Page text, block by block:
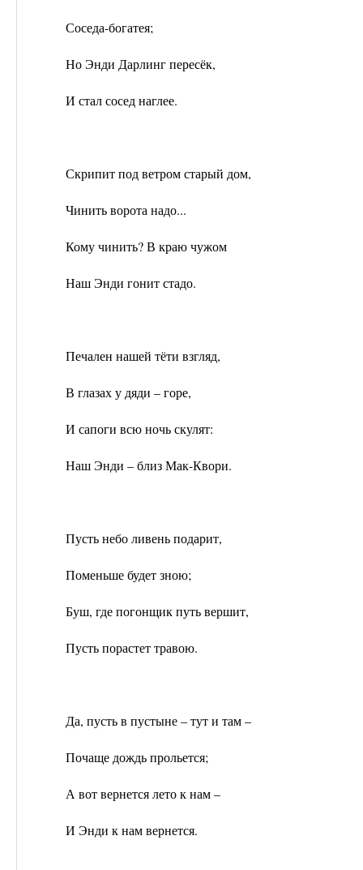
Соседа-богатея;
Но Энди Дарлинг пересёк,
И стал сосед наглее.
Скрипит под ветром старый дом,
Чинить ворота надо...
Кому чинить? В краю чужом
Наш Энди гонит стадо.
Печален нашей тёти взгляд,
В глазах у дяди – горе,
И сапоги всю ночь скулят:
Наш Энди – близ Мак-Квори.
Пусть небо ливень подарит,
Поменьше будет зною;
Буш, где погонщик путь вершит,
Пусть порастет травою.
Да, пусть в пустыне – тут и там –
Почаще дождь прольется;
А вот вернется лето к нам –
И Энди к нам вернется.